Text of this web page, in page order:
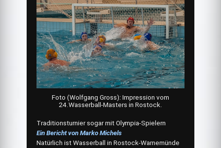
Foto (Wolfgang Gross): Impression vom
24.Wasserball-Masters in Rostock.
Traditionsturnier sogar mit Olympia-Spielern
Ein Bericht von Marko Michels
Natürlich ist Wasserball in Rostock-Warnemünde